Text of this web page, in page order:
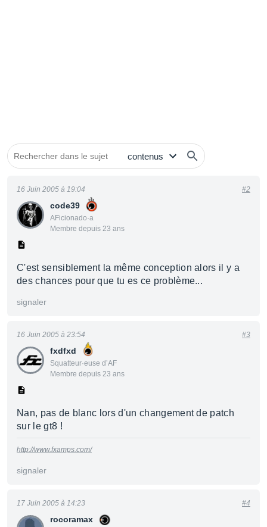
code39
AFicionado·a
Membre depuis 23 ans
16 Juin 2005 à 19:04 #2
C'est sensiblement la même conception alors il y a
des chances pour que tu es ce problème...
signaler
fxdfxd
Squatteur·euse d’AF
Membre depuis 23 ans
16 Juin 2005 à 23:54 #3
Nan, pas de blanc lors d'un changement de patch
sur le gt8 !
http://www.fxamps.com/
signaler
rocoramax
17 Juin 2005 à 14:23 #4